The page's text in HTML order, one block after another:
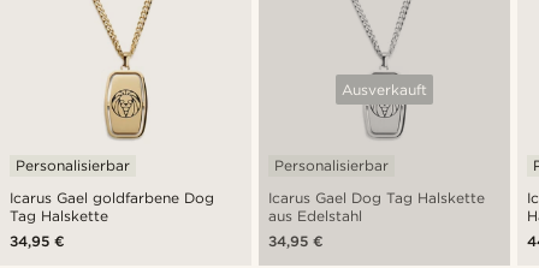
Icarus Gael goldfarbene Dog
Tag Halskette
Personalisierbar
34,95 €
Ausverkauft
Icarus Gael Dog Tag Halskette
aus Edelstahl
Personalisierbar
34,95 €